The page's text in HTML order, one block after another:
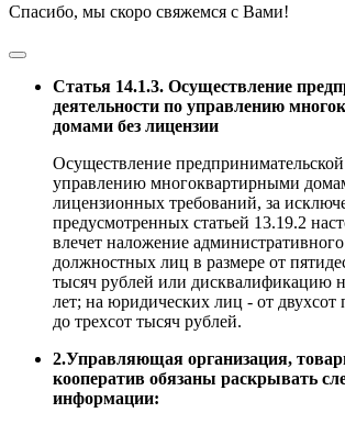
Спасибо, мы скоро свяжемся с Вами!
Статья 14.1.3. Осуществление
деятельности по управлению
домами без лицензии
Осуществление
управлению многоквартирными
лицензионных требований, за
предусмотренных статьей 13.19.2
влечет наложение
должностных лиц в размере от
тысяч рублей или дисквалификацию
лет; на юридических лиц - от двухсот
до трехсот тысяч рублей.
2.Управляющая организация,
кооператив обязаны раскрывать
информации: